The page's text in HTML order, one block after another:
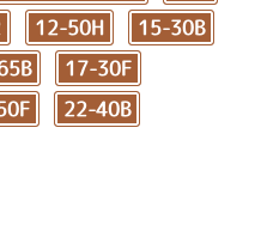
12-50H 15-30B
17-30F
22-40B